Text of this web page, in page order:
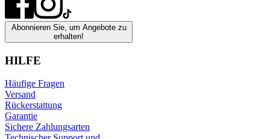
Abonnieren Sie, um Angebote zu
erhalten!
HILFE
Häufige Fragen
Versand
Rückerstattung
Garantie
Sichere Zahlungsarten